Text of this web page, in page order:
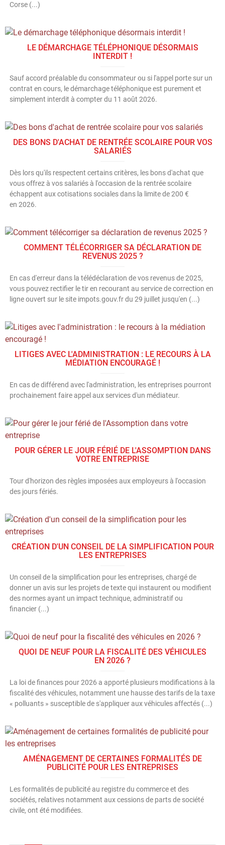
Corse (...)
LE DÉMARCHAGE TÉLÉPHONIQUE DÉSORMAIS
INTERDIT !
Sauf accord préalable du consommateur ou si l'appel porte sur un
contrat en cours, le démarchage téléphonique est purement et
simplement interdit à compter du 11 août 2026.
DES BONS D'ACHAT DE RENTRÉE SCOLAIRE POUR VOS
SALARIÉS
Dès lors qu'ils respectent certains critères, les bons d'achat que
vous offrez à vos salariés à l'occasion de la rentrée scolaire
échappent aux cotisations sociales dans la limite de 200 €
en 2026.
COMMENT TÉLÉCORRIGER SA DÉCLARATION DE
REVENUS 2025 ?
En cas d'erreur dans la télédéclaration de vos revenus de 2025,
vous pouvez rectifier le tir en recourant au service de correction en
ligne ouvert sur le site impots.gouv.fr du 29 juillet jusqu'en (...)
LITIGES AVEC L'ADMINISTRATION : LE RECOURS À LA
MÉDIATION ENCOURAGÉ !
En cas de différend avec l'administration, les entreprises pourront
prochainement faire appel aux services d'un médiateur.
POUR GÉRER LE JOUR FÉRIÉ DE L'ASSOMPTION DANS
VOTRE ENTREPRISE
Tour d'horizon des règles imposées aux employeurs à l'occasion
des jours fériés.
CRÉATION D'UN CONSEIL DE LA SIMPLIFICATION POUR
LES ENTREPRISES
Un conseil de la simplification pour les entreprises, chargé de
donner un avis sur les projets de texte qui instaurent ou modifient
des normes ayant un impact technique, administratif ou
financier (...)
QUOI DE NEUF POUR LA FISCALITÉ DES VÉHICULES
EN 2026 ?
La loi de finances pour 2026 a apporté plusieurs modifications à la
fiscalité des véhicules, notamment une hausse des tarifs de la taxe
« polluants » susceptible de s'appliquer aux véhicules affectés (...)
AMÉNAGEMENT DE CERTAINES FORMALITÉS DE
PUBLICITÉ POUR LES ENTREPRISES
Les formalités de publicité au registre du commerce et des
sociétés, relatives notamment aux cessions de parts de société
civile, ont été modifiées.